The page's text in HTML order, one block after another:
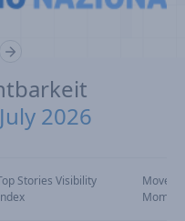
2026
Stories Visibility
Mom